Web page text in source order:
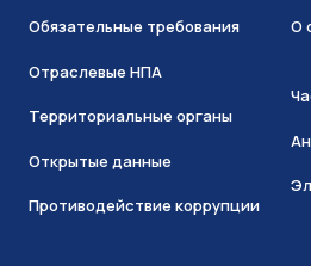
Обязательные требования
Отраслевые НПА
Территориальные органы
Открытые данные
Противодействие коррупции
О